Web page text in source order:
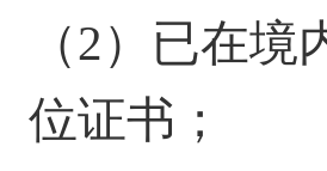
（2）已在境
位证书；